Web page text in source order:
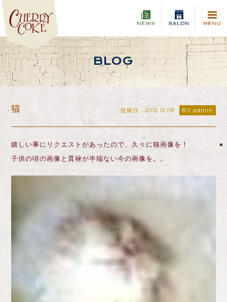
BLOG
猫 投稿日：2010.12.09 BY admin
嬉しい事にリクエストがあったので、久々に猫画像を！
子供の頃の画像と貫禄が半端ない今の画像を。。